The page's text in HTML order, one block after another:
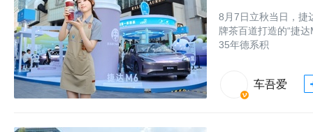
8月7日立秋当日，捷
牌茶百道打造的“捷
35年德系积
车吾爱